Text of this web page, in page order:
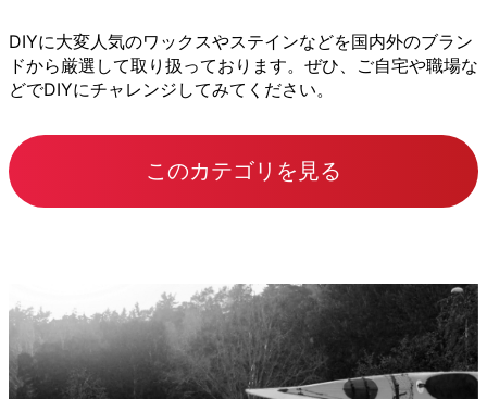
DIYに大変人気のワックスやステインなどを国内外のブラン
ドから厳選して取り扱っております。ぜひ、ご自宅や職場な
どでDIYにチャレンジしてみてください。
このカテゴリを見る